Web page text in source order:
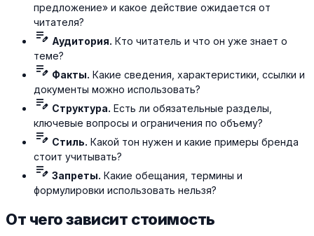
предложение» и какое действие ожидается от
читателя?
edit_note Аудитория. Кто читатель и что он уже знает о
теме?
edit_note Факты. Какие сведения, характеристики, ссылки и
документы можно использовать?
edit_note Структура. Есть ли обязательные разделы,
ключевые вопросы и ограничения по объему?
edit_note Стиль. Какой тон нужен и какие примеры бренда
стоит учитывать?
edit_note Запреты. Какие обещания, термины и
формулировки использовать нельзя?
От чего зависит стоимость